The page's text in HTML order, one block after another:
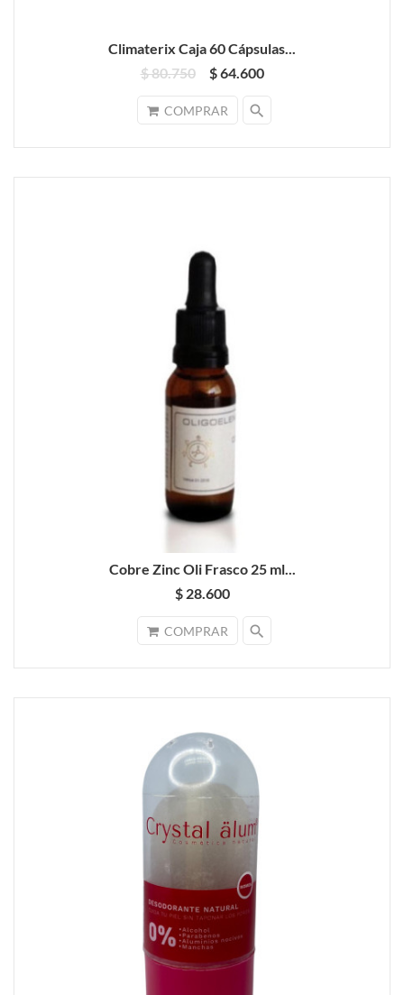
Climaterix Caja 60 Cápsulas...
$ 80.750
$ 64.600
COMPRAR search
Cobre Zinc Oli Frasco 25 ml...
$ 28.600
COMPRAR search